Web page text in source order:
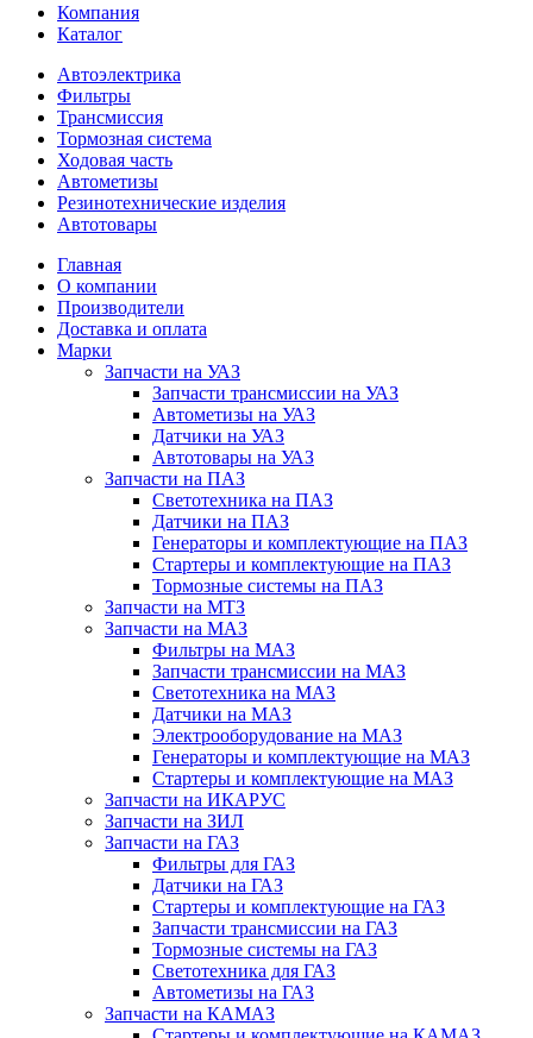
Компания
Каталог
Автоэлектрика
Фильтры
Трансмиссия
Тормозная система
Ходовая часть
Автометизы
Резинотехнические изделия
Автотовары
Главная
О компании
Производители
Доставка и оплата
Марки
Запчасти на УАЗ
Запчасти трансмиссии на УАЗ
Автометизы на УАЗ
Датчики на УАЗ
Автотовары на УАЗ
Запчасти на ПАЗ
Светотехника на ПАЗ
Датчики на ПАЗ
Генераторы и комплектующие на ПАЗ
Стартеры и комплектующие на ПАЗ
Тормозные системы на ПАЗ
Запчасти на МТЗ
Запчасти на МАЗ
Фильтры на МАЗ
Запчасти трансмиссии на МАЗ
Светотехника на МАЗ
Датчики на МАЗ
Электрооборудование на МАЗ
Генераторы и комплектующие на МАЗ
Стартеры и комплектующие на МАЗ
Запчасти на ИКАРУС
Запчасти на ЗИЛ
Запчасти на ГАЗ
Фильтры для ГАЗ
Датчики на ГАЗ
Стартеры и комплектующие на ГАЗ
Запчасти трансмиссии на ГАЗ
Тормозные системы на ГАЗ
Светотехника для ГАЗ
Автометизы на ГАЗ
Запчасти на КАМАЗ